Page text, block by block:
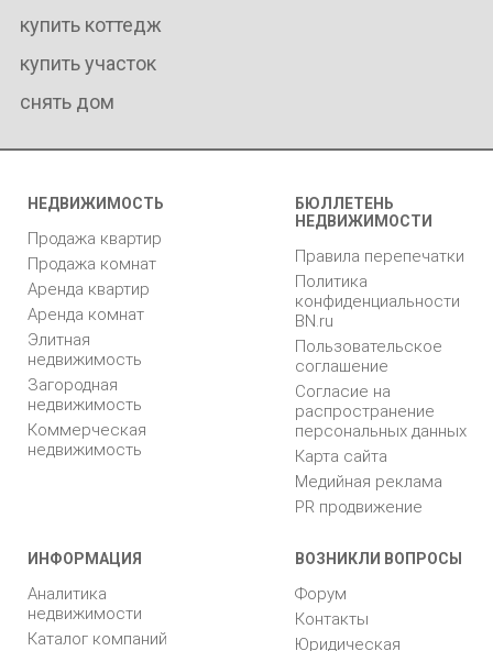
купить коттедж
купить участок
снять дом
НЕДВИЖИМОСТЬ
Продажа квартир
Продажа комнат
Аренда квартир
Аренда комнат
Элитная
недвижимость
Загородная
недвижимость
Коммерческая
недвижимость
БЮЛЛЕТЕНЬ
НЕДВИЖИМОСТИ
Правила перепечатки
Политика
конфиденциальности
BN.ru
Пользовательское
соглашение
Согласие на
распространение
персональных данных
Карта сайта
Медийная реклама
PR продвижение
ИНФОРМАЦИЯ
Аналитика
недвижимости
Каталог компаний
ВОЗНИКЛИ ВОПРОСЫ
Форум
Контакты
Юридическая